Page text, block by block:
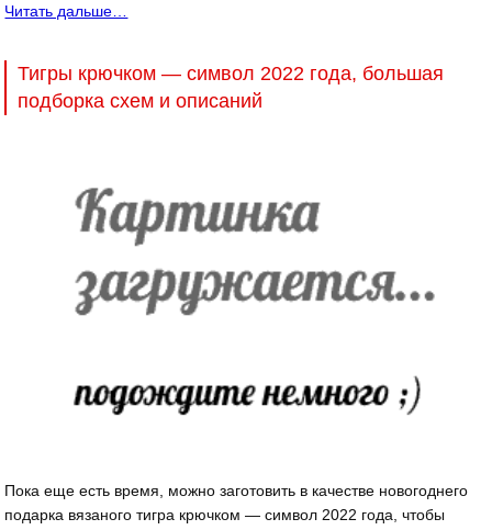
Читать дальше…
Тигры крючком — символ 2022 года, большая
подборка схем и описаний
Пока еще есть время, можно заготовить в качестве новогоднего
подарка вязаного тигра крючком — символ 2022 года, чтобы